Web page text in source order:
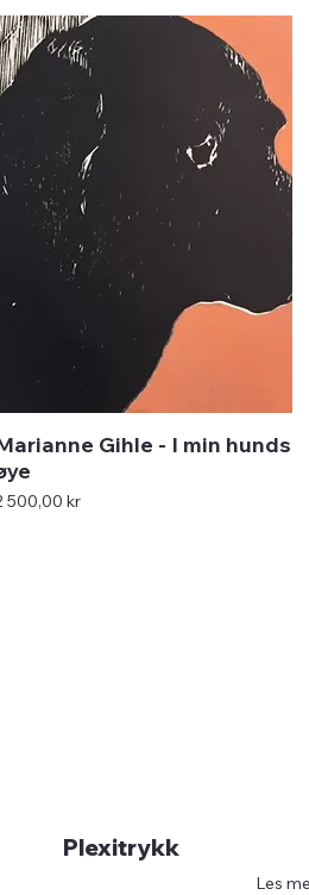
Plexitrykk
Les
Gihle - I min hunds
500,00 kr